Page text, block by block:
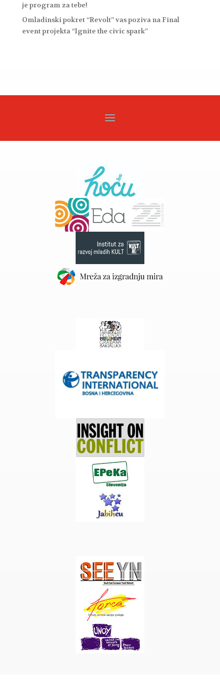
je program za tebe!
Omladinski pokret “Revolt” vas poziva na Final
event projekta “Ignite the civic spark”